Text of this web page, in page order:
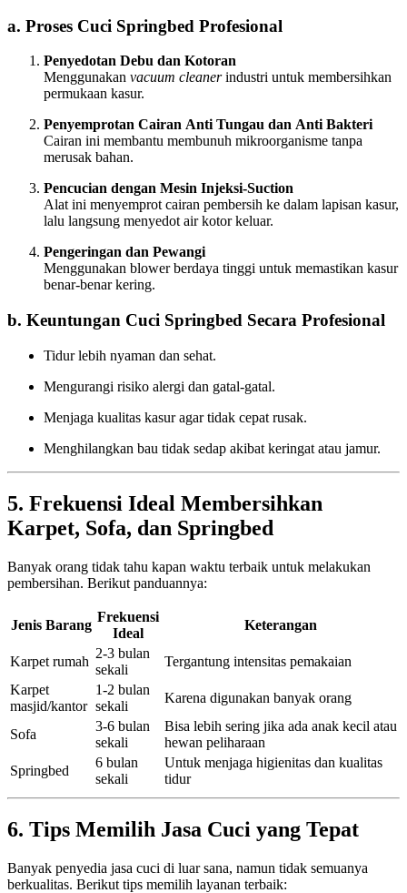
a. Proses Cuci Springbed Profesional
Penyedotan Debu dan Kotoran
Menggunakan vacuum cleanerindustri untuk membersihkan
permukaan kasur.
Penyemprotan Cairan Anti Tungau dan Anti Bakteri
Cairan ini membantu membunuh mikroorganisme tanpa
merusak bahan.
Pencucian dengan Mesin Injeksi-Suction
Alat ini menyemprot cairan pembersih ke dalam lapisan kasur,
lalu langsung menyedot air kotor keluar.
Pengeringan dan Pewangi
Menggunakan blower berdaya tinggi untuk memastikan kasur
benar-benar kering.
b. Keuntungan Cuci Springbed Secara Profesional
Tidur lebih nyaman dan sehat.
Mengurangi risiko alergi dan gatal-gatal.
Menjaga kualitas kasur agar tidak cepat rusak.
Menghilangkan bau tidak sedap akibat keringat atau jamur.
5. Frekuensi Ideal Membersihkan
Karpet, Sofa, dan Springbed
Banyak orang tidak tahu kapan waktu terbaik untuk melakukan
pembersihan. Berikut panduannya:
Jenis Barang
Frekuensi
Ideal
Keterangan
Karpet rumah
2-3 bulan
sekali
Tergantung intensitas pemakaian
Karpet
masjid/kantor
1-2 bulan
sekali
Karena digunakan banyak orang
Sofa
3-6 bulan
sekali
Bisa lebih sering jika ada anak kecil atau
hewan peliharaan
Springbed
6 bulan
sekali
Untuk menjaga higienitas dan kualitas
tidur
6. Tips Memilih Jasa Cuci yang Tepat
Banyak penyedia jasa cuci di luar sana, namun tidak semuanya
berkualitas. Berikut tips memilih layanan terbaik: